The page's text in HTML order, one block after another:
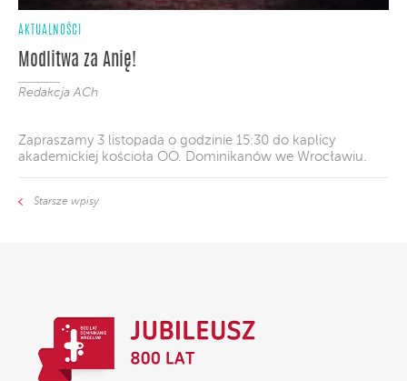
AKTUALNOŚCI
Modlitwa za Anię!
Redakcja ACh
Zapraszamy 3 listopada o godzinie 15:30 do kaplicy
akademickiej kościoła OO. Dominikanów we Wrocławiu.
Starsze wpisy